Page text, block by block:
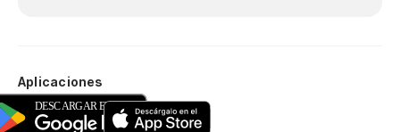
Aplicaciones